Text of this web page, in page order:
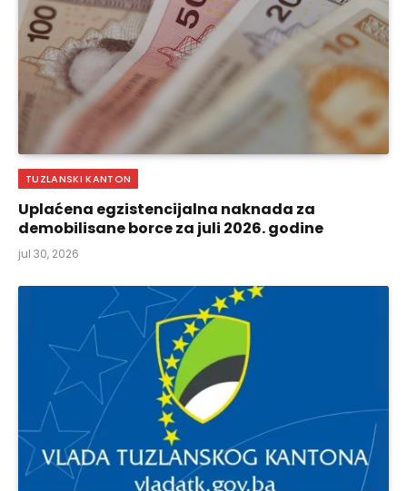
TUZLANSKI KANTON
Uplaćena egzistencijalna naknada za
demobilisane borce za juli 2026. godine
jul 30, 2026